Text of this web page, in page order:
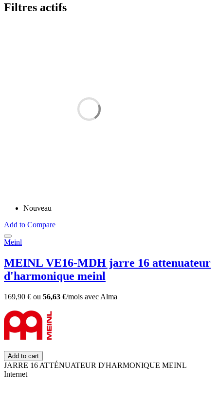
Filtres actifs
Nouveau
Add to Compare
Meinl
MEINL VE16-MDH jarre 16 attenuateur
d'harmonique meinl
169,90 € ou 56,63 €/mois avec Alma
Add to cart
JARRE 16 ATTÉNUATEUR D'HARMONIQUE MEINL
Internet